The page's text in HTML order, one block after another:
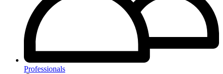
Professionals